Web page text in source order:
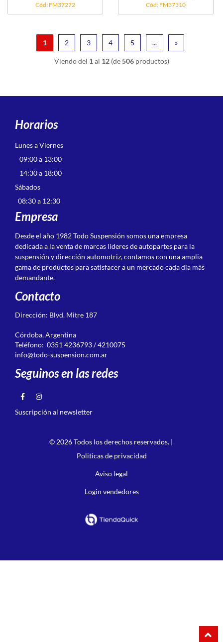
Cód: FM37272 Cód: FM37310
1 2 3 4 5 ... »
Viendo del 1 al 12(de506productos)
Horarios
Lunes a Viernes
09:00 a 13:00
14:30 a 18:00
Sábados
08:30 a 12:30
Empresa
Desde el año 1982 Todo Suspensión somos una empresa
dedicada a la venta de marcas líderes de autopartes para la
suspensión y dirección automotriz, contamos con una amplia
gama de productos para satisfacer a un mercado cada día más
demandante.
Contacto
Dirección: Blvd. Mitre 187
Córdoba, Argentina
Teléfono: 0351 4236793 / 4210075
info@todo-suspension.com.ar
Seguinos en las redes
Suscripción al newsletter
© 2026 Todos los derechos reservados. |
Politicas de privacidad
Aviso legal
Login vendedores